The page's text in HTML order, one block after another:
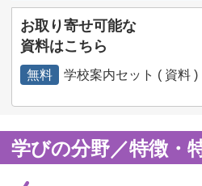
お取り寄せ可能な
資料はこちら
無料 学校案内セット ( 資料 )
学びの分野／特徴・